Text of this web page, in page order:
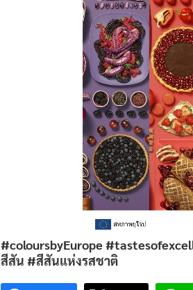
#coloursbyEurope
สีสัน #สีสันแห่งรสชาติ